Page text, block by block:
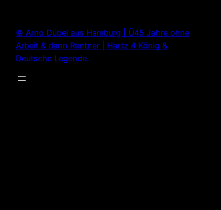
springen
© Arno Dübel aus Hamburg | Ü45 Jahre ohne
Arbeit & dann Rentner | Hartz 4 König &
Deutsche Legende.